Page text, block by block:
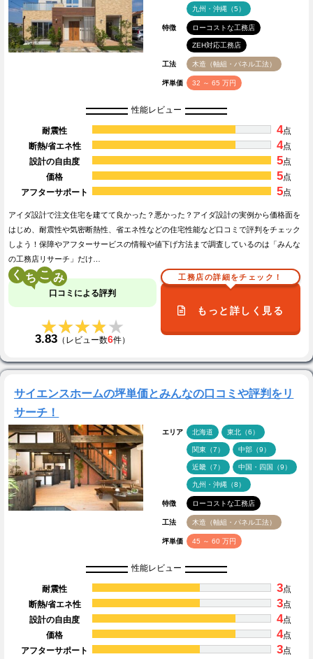
九州・沖縄（5）
特徴 ローコストな工務店
ZEH対応工務店
工法 木造（軸組・パネル工法）
坪単価 32 ～ 65 万円
性能レビュー
耐震性 4点
断熱/省エネ性
4点
設計の自由度
5点
価格
5点
アフターサポート
5点
アイダ設計で注文住宅を建てて良かった？悪かった？アイダ設計の実例から価格面を
はじめ、耐震性や気密断熱性、省エネ性などの住宅性能など口コミで評判をチェック
しよう！保障やアフターサービスの情報や値下げ方法まで調査しているのは「みんな
の工務店リサーチ」だけ…
く こ
口コミによる評判
★★★★★
★★★★★
3.83 （レビュー数6件）
工務店の詳細をチェック！
もっと詳しく見る
サイエンスホームの坪単価とみんなの口コミや評判をリ
サーチ！
エリア 北海道 東北（6）
関東（7） 中部（9）
近畿（7） 中国・四国（9）
九州・沖縄（8）
特徴 ローコストな工務店
工法 木造（軸組・パネル工法）
坪単価 45 ～ 60 万円
性能レビュー
耐震性 3点
断熱/省エネ性
3点
設計の自由度
4点
価格
4点
アフターサポート
3点